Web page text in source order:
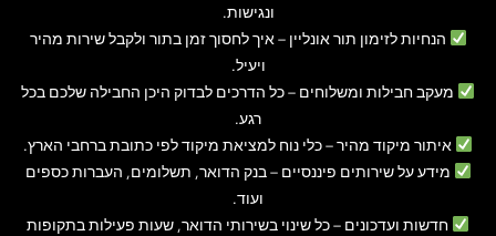
ונגישות.
הנחיות לזימון תור אונליין – איך לחסוך זמן בתור ולקבל שירות מהיר
ויעיל.
מעקב חבילות ומשלוחים – כל הדרכים לבדוק היכן החבילה שלכם בכל
רגע.
איתור מיקוד מהיר– כלי נוח למציאת מיקוד לפי כתובת ברחבי הארץ.
מידע על שירותים פיננסיים – בנק הדואר, תשלומים, העברות כספים
ועוד.
חדשות ועדכונים – כל שינוי בשירותי הדואר, שעות פעילות בתקופות